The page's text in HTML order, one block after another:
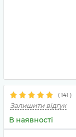
( 141 )
Залишити відгук
В наявності